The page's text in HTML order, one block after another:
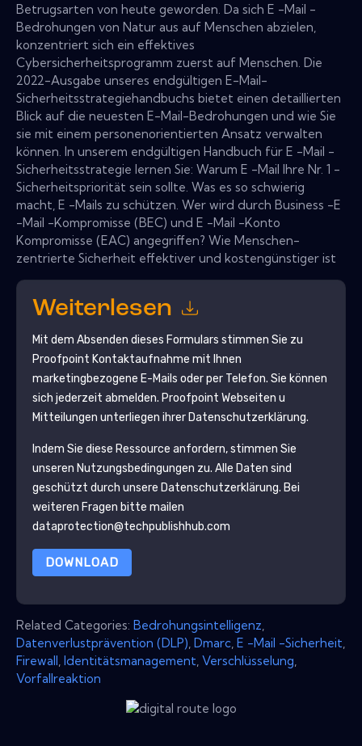
Betrugsarten von heute geworden. Da sich E -Mail -
Bedrohungen von Natur aus auf Menschen abzielen,
konzentriert sich ein effektives
Cybersicherheitsprogramm zuerst auf Menschen. Die
2022-Ausgabe unseres endgültigen E-Mail-
Sicherheitsstrategiehandbuchs bietet einen detaillierten
Blick auf die neuesten E-Mail-Bedrohungen und wie Sie
sie mit einem personenorientierten Ansatz verwalten
können. In unserem endgültigen Handbuch für E -Mail -
Sicherheitsstrategie lernen Sie: Warum E -Mail Ihre Nr. 1 -
Sicherheitspriorität sein sollte. Was es so schwierig
macht, E -Mails zu schützen. Wer wird durch Business -E
-Mail -Kompromisse (BEC) und E -Mail -Konto
Kompromisse (EAC) angegriffen? Wie Menschen-
zentrierte Sicherheit effektiver und kostengünstiger ist
Weiterlesen
Mit dem Absenden dieses Formulars stimmen Sie zu
Proofpoint Kontaktaufnahme mit Ihnen
marketingbezogene E-Mails oder per Telefon. Sie können
sich jederzeit abmelden. Proofpoint Webseiten u
Mitteilungen unterliegen ihrer Datenschutzerklärung.
Indem Sie diese Ressource anfordern, stimmen Sie
unseren Nutzungsbedingungen zu. Alle Daten sind
geschützt durch unsere Datenschutzerklärung. Bei
weiteren Fragen bitte mailen
dataprotection@techpublishhub.com
DOWNLOAD
Related Categories: Bedrohungsintelligenz
Datenverlustprävention (DLP) Dmarc E -Mail -Sicherheit
Firewall Identitätsmanagement Verschlüsselung
Vorfallreaktion